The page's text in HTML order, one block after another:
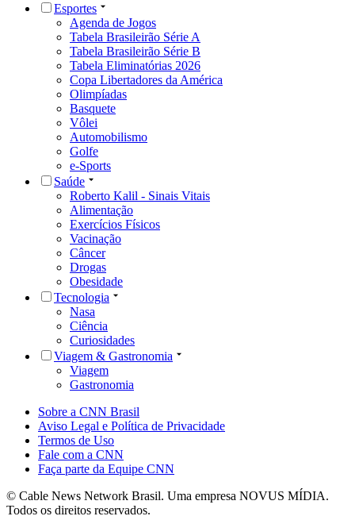
Esportes
Agenda de Jogos
Tabela Brasileirão Série A
Tabela Brasileirão Série B
Tabela Eliminatórias 2026
Copa Libertadores da América
Olimpíadas
Basquete
Vôlei
Automobilismo
Golfe
e-Sports
Saúde
Roberto Kalil - Sinais Vitais
Alimentação
Exercícios Físicos
Vacinação
Câncer
Drogas
Obesidade
Tecnologia
Nasa
Ciência
Curiosidades
Viagem & Gastronomia
Viagem
Gastronomia
Sobre a CNN Brasil
Aviso Legal e Política de Privacidade
Termos de Uso
Fale com a CNN
Faça parte da Equipe CNN
© Cable News Network Brasil. Uma empresa NOVUS MÍDIA.
Todos os direitos reservados.